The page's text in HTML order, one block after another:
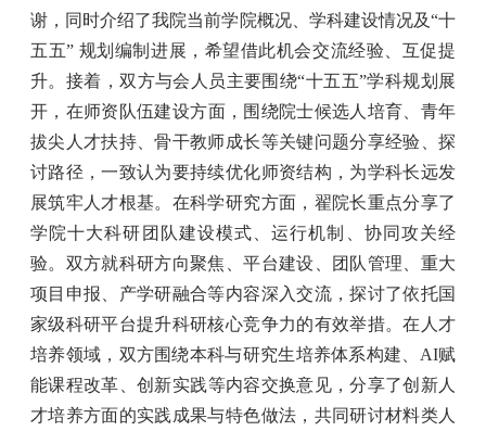
谢，同时介绍了我院当前学院概况、学科建设情况及“十
五五” 规划编制进展，希望借此机会交流经验、互促提
升。接着，双方与会人员主要围绕“十五五”学科规划 展
开， 在师资队伍建设方面，围绕院士候选人培育、青年
拔尖人才扶持、骨干教师成长等关键问题分享经验、探
讨路径，一致认为要持续优化师资结构，为学科长远发
展筑牢人才根基。在科学研究方面， 翟院长重点分享了
学院十大科研团队建设模式、运行机制、协同攻关经
验。双方就科研方向聚焦、平台建设、
团队管理、重大
项目申报、产学研融合等内容深入交流，探讨了依托国
家级科研平台提升科研核心竞争力的有效举措。在 人才
培养领域，双方围绕本科与研究生培养体系构建、 AI赋
能课程改革、创新实践等内容交换意见，分享了创新人
才培养方面的实践成果与特色做法，共同研讨材料类人